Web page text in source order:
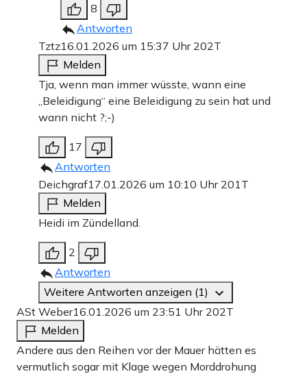
8
Antworten
Tztz16.01.2026 um 15:37 Uhr 202T
Melden
Tja, wenn man immer wüsste, wann eine
„Beleidigung“ eine Beleidigung zu sein hat und
wann nicht ?;-)
17
Antworten
Deichgraf17.01.2026 um 10:10 Uhr 201T
Melden
Heidi im Zündelland.
2
Antworten
Weitere Antworten anzeigen (1)
ASt Weber16.01.2026 um 23:51 Uhr 202T
Melden
Andere aus den Reihen vor der Mauer hätten es
vermutlich sogar mit Klage wegen Morddrohung